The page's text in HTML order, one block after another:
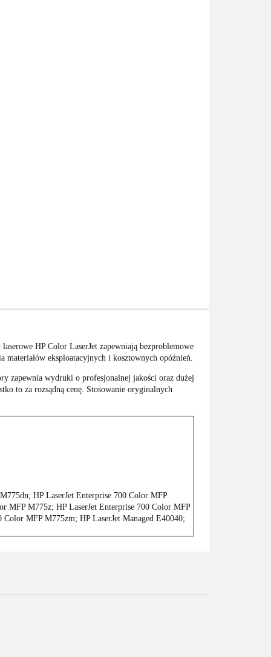
HP Color LaserJet zapewniają bezproblemowe
eksploatacyjnych i kosztownych opóźnień.
zapewnia wydruki o profesjonalnej jakości oraz dużej
to za rozsądną cenę. Stosowanie oryginalnych
HP LaserJet Enterprise 700 Color MFP
MFP M775z; HP LaserJet Enterprise 700 Color MFP
MFP M775zm; HP LaserJet Managed E40040;